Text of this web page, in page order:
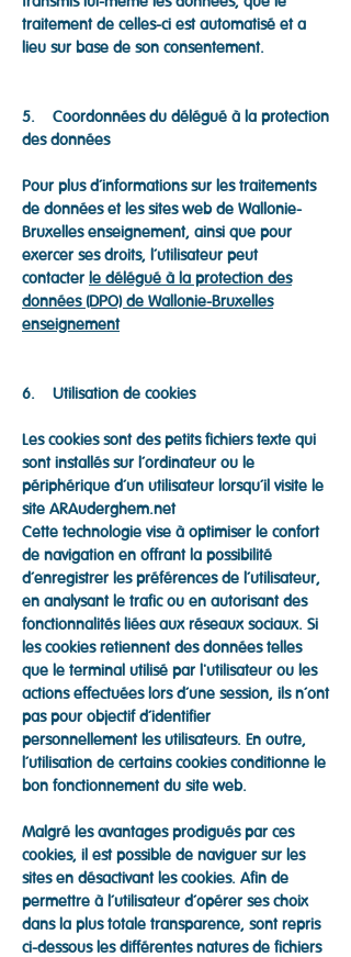
traitement de celles-ci est automatisé et a
lieu sur base de son consentement.
5. Coordonnées du délégué à la protection
des données
Pour plus d’informations sur les traitements
de données et les sites web de Wallonie-
Bruxelles enseignement, ainsi que pour
exercer ses droits, l’utilisateur peut
contacterle délégué à la protection des
données (DPO) de Wallonie-Bruxelles
enseignement
6. Utilisation de cookies
Les cookies sont des petits fichiers texte qui
sont installés sur l’ordinateur ou le
périphérique d’un utilisateur lorsqu’il visite le
site ARAuderghem.net
Cette technologie vise à optimiser le confort
de navigation en offrant la possibilité
d’enregistrer les préférences de l’utilisateur,
en analysant le trafic ou en autorisant des
fonctionnalités liées aux réseaux sociaux. Si
les cookies retiennent des données telles
que le terminal utilisé par l'utilisateur ou les
actions effectuées lors d’une session, ils n’ont
pas pour objectif d’identifier
personnellement les utilisateurs. En outre,
l’utilisation de certains cookies conditionne le
bon fonctionnement du site web.
Malgré les avantages prodigués par ces
cookies, il est possible de naviguer sur les
sites en désactivant les cookies. Afin de
permettre à l’utilisateur d’opérer ses choix
dans la plus totale transparence, sont repris
ci-dessous les différentes natures de fichiers